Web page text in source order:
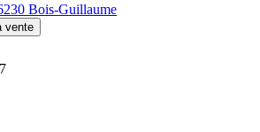
Bois-Guillaume
vente